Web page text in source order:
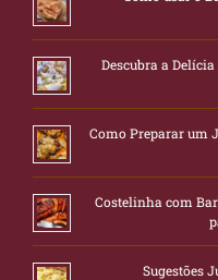
Descubra a
Como Preparar um
Costelinha com
Sugestões